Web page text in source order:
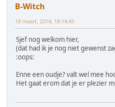
B-Witch
18 maart, 2014, 18:14:45
Sjef nog welkom hier,
(dat had ik je nog niet gewenst
:oops:
Enne een oudje? valt wel mee
Het gaat erom dat je er plezier